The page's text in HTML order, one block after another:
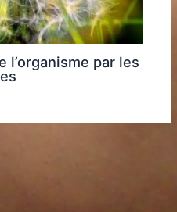
l’organisme par les